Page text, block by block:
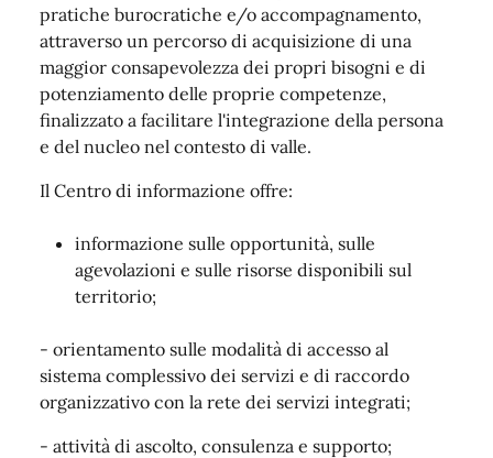
pratiche burocratiche e/o accompagnamento,
attraverso un percorso di acquisizione di una
maggior consapevolezza dei propri bisogni e di
potenziamento delle proprie competenze,
finalizzato a facilitare l'integrazione della persona
e del nucleo nel contesto di valle.
Il Centro di informazione offre:
informazione sulle opportunità, sulle
agevolazioni e sulle risorse disponibili sul
territorio;
- orientamento sulle modalità di accesso al
sistema complessivo dei servizi e di raccordo
organizzativo con la rete dei servizi integrati;
- attività di ascolto, consulenza e supporto;